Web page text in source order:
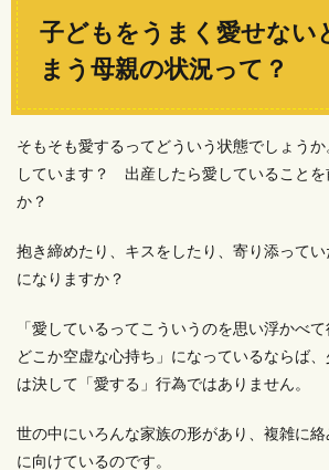
子どもをうまく愛せない
まう母親の状況って？
そもそも愛するってどういう状態でしょう
しています？ 出産したら愛していることを
か？
抱き締めたり、キスをしたり、寄り添って
になりますか？
「愛しているってこういうのを思い浮かべて
どこか空虚な心持ち」になっているならば
は決して「愛する」行為ではありません。
世の中にいろんな家族の形があり、複雑に
に向けているのです。